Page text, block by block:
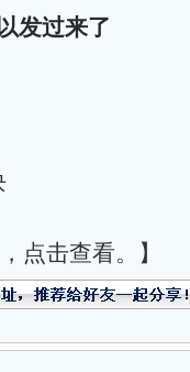
发过来了
点击查看。】